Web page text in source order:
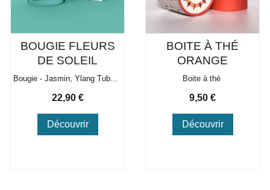
BOUGIE FLEURS
DE SOLEIL
Bougie - Jasmin, Ylang Tubéreuse
Prix
22,90 €
Découvrir
BOITE À THÉ
ORANGE
Boite à thé
Prix
9,50 €
Découvrir